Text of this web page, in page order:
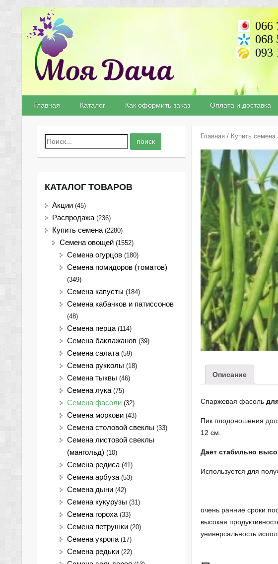
066
068
093
Главная Каталог Как оформить заказ Оплата и доставка
Главная / Купить семена
Описание
Спаржевая фасоль
Пик плодоношения
12 см.
Дает стабильно
Используется для
очень ранние сроки
высокая
универсальность
КАТАЛОГ ТОВАРОВ
Акции (45)
Распродажа (236)
Купить семена (2280)
Семена овощей (1552)
Семена огурцов (180)
Семена помидоров (томатов)
(349)
Семена капусты (184)
Семена кабачков и патиссонов
(48)
Семена перца (114)
Семена баклажанов (39)
Семена салата (59)
Семена рукколы (18)
Семена тыквы (46)
Семена лука (75)
Cемена фасоли (32)
Семена моркови (43)
Семена столовой свеклы (33)
Семена листовой свеклы
(мангольд) (10)
Семена редиса (41)
Семена арбуза (53)
Семена дыни (42)
Семена кукурузы (31)
Семена гороха (33)
Семена петрушки (20)
Семена укропа (17)
Семена редьки (22)